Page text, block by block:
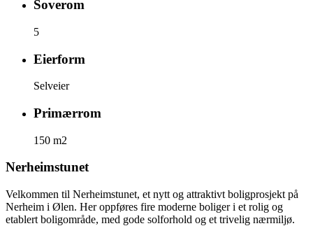
Soverom
5
Eierform
Selveier
Primærrom
150 m2
Nerheimstunet
Velkommen til Nerheimstunet, et nytt og attraktivt boligprosjekt på
Nerheim i Ølen. Her oppføres fire moderne boliger i et rolig og
etablert boligområde, med gode solforhold og et trivelig nærmiljø.